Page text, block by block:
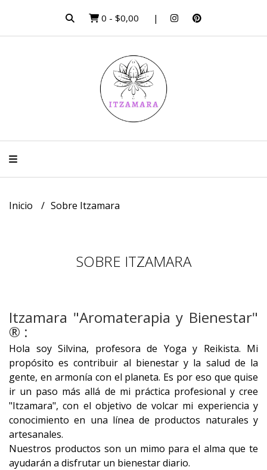
0 - $0,00
Inicio Sobre Itzamara
SOBRE ITZAMARA
Itzamara "Aromaterapia y Bienestar"
® :
Hola soy Silvina, profesora de Yoga y Reikista. Mi
propósito es contribuir al bienestar y la salud de la
gente, en armonía con el planeta. Es por eso que quise
ir un paso más allá de mi práctica profesional y cree
"Itzamara", con el objetivo de volcar mi experiencia y
conocimiento en una línea de productos naturales y
artesanales.
Nuestros productos son un mimo para el alma que te
ayudarán a disfrutar un bienestar diario.